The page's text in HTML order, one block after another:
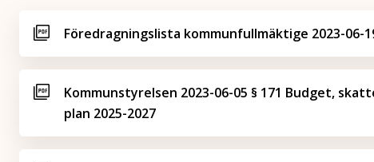
Föredragningslista kommunfullmäktige 2023-06-
Kommunstyrelsen 2023-06-05 § 171 Budget,
plan 2025-2027